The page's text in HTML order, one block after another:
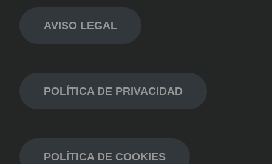
AVISO LEGAL
POLÍTICA DE PRIVACIDAD
POLÍTICA DE COOKIES